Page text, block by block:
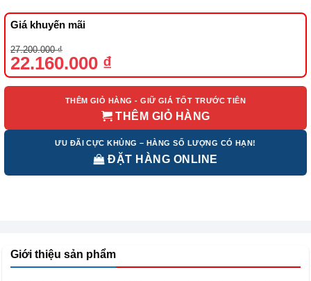
Giá khuyến mãi
27.200.000₫
Giá
gốc
là:
27.200.000 ₫.
22.160.000 ₫
Giá
hiện
tại
là:
THÊM GIỎ HÀNG - GIỮ GIÁ TỐT TRƯỚC TIÊN
THÊM GIỎ HÀNG
ƯU ĐÃI CỰC KHỦNG – HÀNG SỐ LƯỢNG CÓ HẠN!
ĐẶT HÀNG ONLINE
Giới thiệu sản phẩm